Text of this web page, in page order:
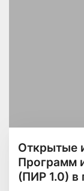
Открытые
Программ
(ПИР 1.0) в